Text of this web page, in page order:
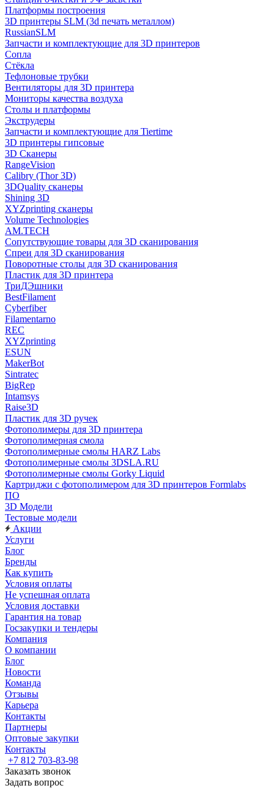
Платформы построения
3D принтеры SLM (3d печать металлом)
RussianSLM
Запчасти и комплектующие для 3D принтеров
Сопла
Cтёкла
Тефлоновые трубки
Вентиляторы для 3D принтера
Мониторы качества воздуха
Столы и платформы
Экструдеры
Запчасти и комплектующие для Tiertime
3D принтеры гипсовые
3D Сканеры
RangeVision
Calibry (Thor 3D)
3DQuality сканеры
Shining 3D
XYZprinting сканеры
Volume Technologies
AM.TECH
Сопутствующие товары для 3D сканирования
Спреи для 3D сканирования
Поворотные столы для 3D сканирования
Пластик для 3D принтера
ТриДЭшники
BestFilament
Cyberfiber
Filamentarno
REC
XYZprinting
ESUN
MakerBot
Sintratec
BigRep
Intamsys
Raise3D
Пластик для 3D ручек
Фотополимеры для 3D принтера
Фотополимерная смола
Фотополимерные смолы HARZ Labs
Фотополимерные смолы 3DSLA.RU
Фотополимерные смолы Gorky Liquid
Картриджи с фотополимером для 3D принтеров Formlabs
ПО
3D Модели
Тестовые модели
Акции
Услуги
Блог
Бренды
Как купить
Условия оплаты
Не успешная оплата
Условия доставки
Гарантия на товар
Госзакупки и тендеры
Компания
О компании
Блог
Новости
Команда
Отзывы
Карьера
Контакты
Партнеры
Оптовые закупки
Контакты
+7 812 703-83-98
Заказать звонок
Задать вопрос